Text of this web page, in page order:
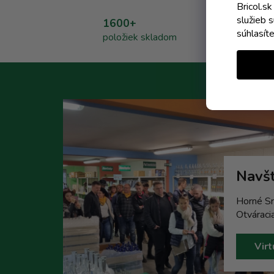
služieb
1600+
položiek skladom
Horné